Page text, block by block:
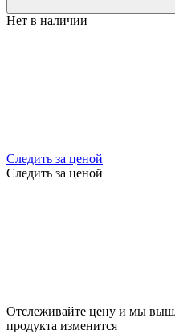
Нет в наличии
Следить за ценой
Следить за ценой
Отслеживайте цену и мы
продукта изменится